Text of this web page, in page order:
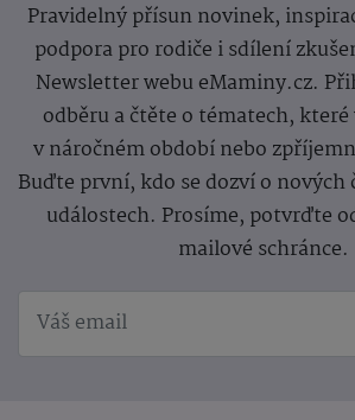
Pravidelný přísun novinek,
podpora pro rodiče i sdílení
Newsletter webu eMaminy.cz.
odběru a čtěte o tématech,
v náročném období nebo
Buďte první, kdo se dozví o nových
událostech. Prosíme, potvrďte
mailové schránce.